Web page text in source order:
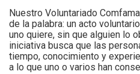
Nuestro Voluntariado
de la palabra: un acto
uno quiere, sin que alguien lo
iniciativa busca que las
tiempo, conocimiento y
a lo que uno o varios han